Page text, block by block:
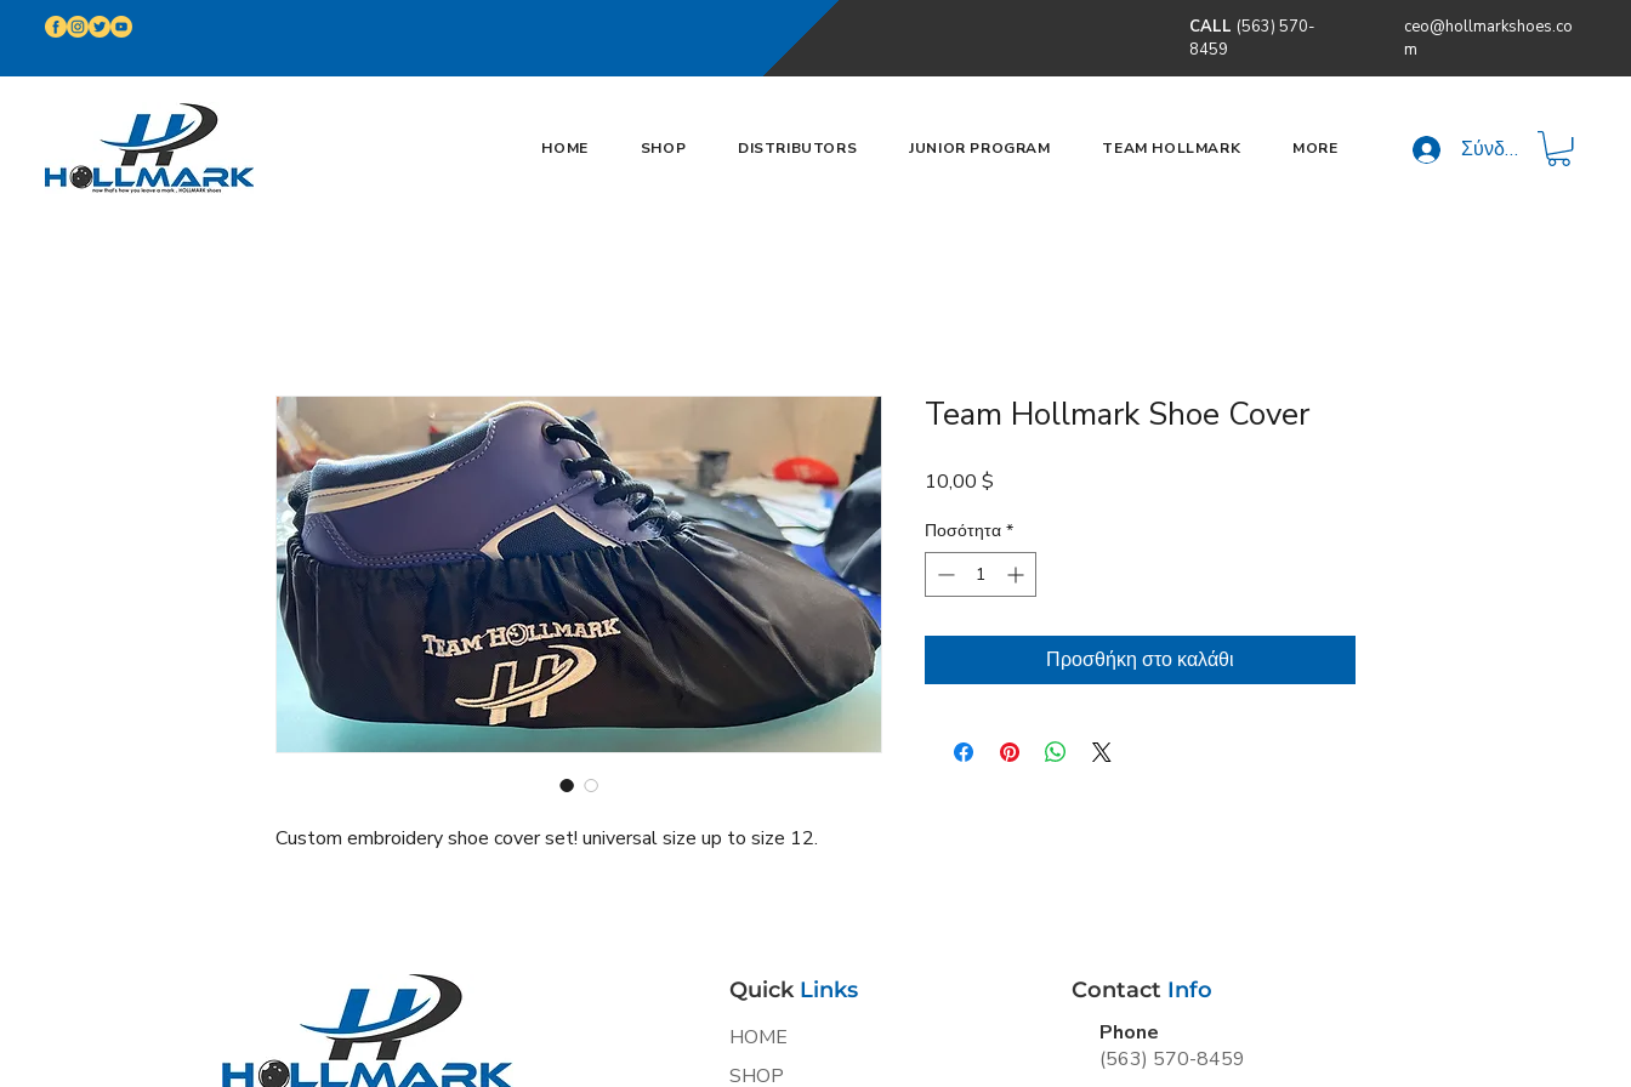
CALL (563) 570-
8459
ceo@hollmarkshoes.co
m
HOME SHOP DISTRIBUTORS JUNIOR PROGRAM TEAM HOLLMARK MORE Σύνδεση
Custom embroidery shoe cover set! universal size up to size 12.
Team Hollmark Shoe Cover
10,00 $
Ποσότητα *
Προσθήκη στο καλάθι
Quick Links
HOME
SHOP
Contact Info
Phone
(563) 570-8459